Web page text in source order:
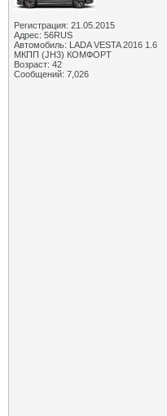
Регистрация: 21.05.2015
Адрес: 56RUS
Автомобиль: LADA VESTA 2016 1.6
МКПП (JH3) КОМФОРТ
Возраст: 42
Сообщений: 7,026